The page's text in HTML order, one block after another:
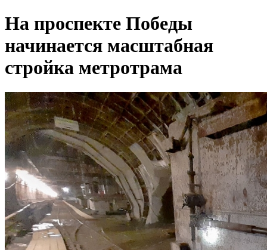
На проспекте Победы
начинается масштабная
стройка метротрама